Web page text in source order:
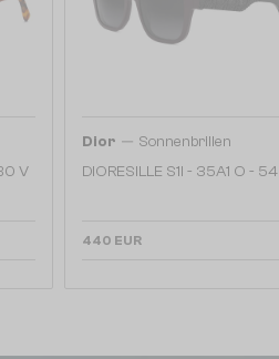
V
Dior — Sonnenbrillen
DIORESILLE S1I - 35A1 O - 54
440 EUR